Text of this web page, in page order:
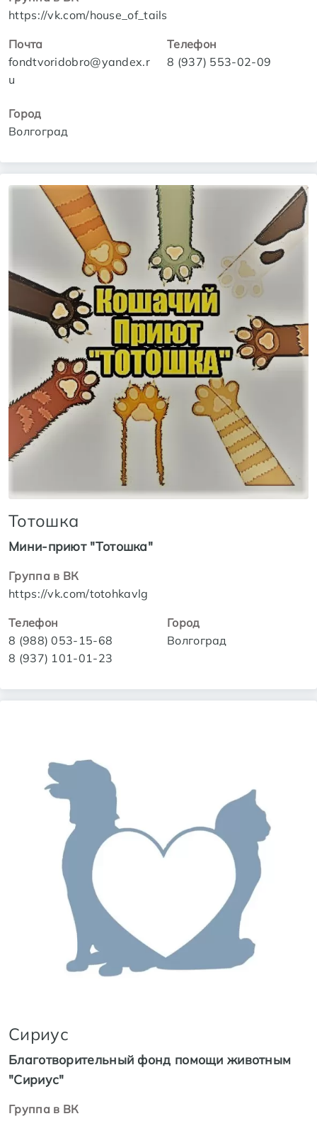
https://vk.com/house_of_tails
Почта
fondtvoridobro@yandex.r
u
Телефон
8 (937) 553-02-09
Город
Волгоград
Тотошка
Мини-приют "Тотошка"
Группа в ВК
https://vk.com/totohkavlg
Телефон
8 (988) 053-15-68
8 (937) 101-01-23
Город
Волгоград
Сириус
Благотворительный фонд помощи животным
"Сириус"
Группа в ВК